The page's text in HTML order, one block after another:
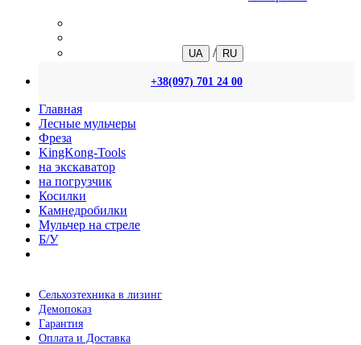
UA / RU
+38(097) 701 24 00
Главная
Лесные мульчеры
Фреза
KingKong-Tools
на экскаватор
на погрузчик
Косилки
Камнедробилки
Мульчер на стреле
Б/У
Сельхозтехника в лизинг
Демопоказ
Гарантия
Оплата и Доставка